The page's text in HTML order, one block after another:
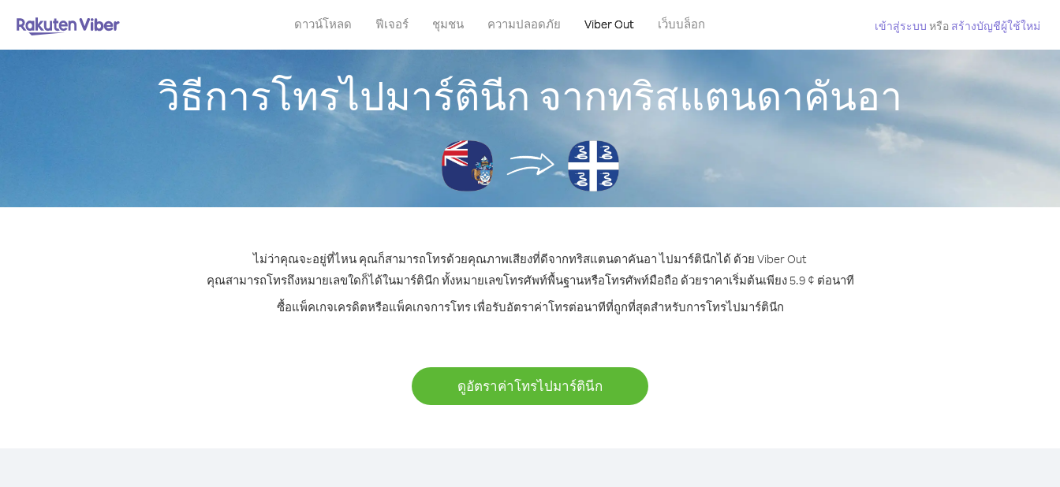
ดาวน์โหลด ฟีเจอร์ ชุมชน ความปลอดภัย Viber Out เว็บบล็อก เข้าสู่ระบบ หรือ สร้างบัญชีผู้ใช้ใหม่
วิธีการโทรไปมาร์ตินีก จากทริสแตนดาคันอา
ไม่ว่าคุณจะอยู่ที่ไหน คุณก็สามารถโทรด้วยคุณภาพเสียงที่ดีจากทริสแตนดาคันอา ไปมาร์ตินีกได้ ด้วย Viber Out
คุณสามารถโทรถึงหมายเลขใดก็ได้ในมาร์ตินีก ทั้งหมายเลขโทรศัพท์พื้นฐานหรือโทรศัพท์มือถือ ด้วยราคาเริ่มต้นเพียง 5.9 ¢ ต่อนาที
ซื้อแพ็คเกจเครดิตหรือแพ็คเกจการโทร เพื่อรับอัตราค่าโทรต่อนาทีที่ถูกที่สุดสำหรับการโทรไปมาร์ตินีก
ดูอัตราค่าโทรไปมาร์ตินีก